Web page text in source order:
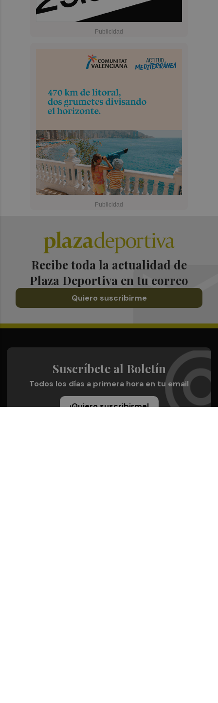
Recibe toda la actualidad de
Plaza Deportiva en tu correo
Quiero suscribirme
Suscríbete al Boletín
Todos los días a primera hora en tu email
¡Quiero suscribirme!